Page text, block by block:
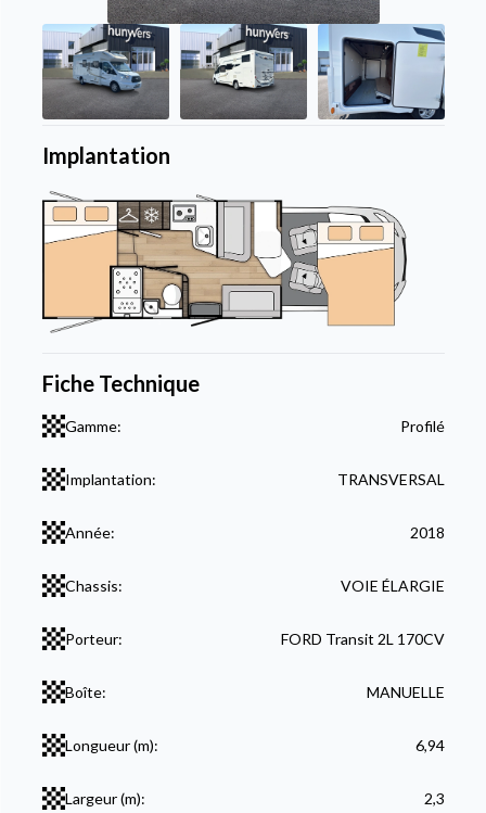
Implantation
Fiche Technique
Gamme: Profilé
Implantation: TRANSVERSAL
Année: 2018
Chassis: VOIE ÉLARGIE
Porteur: FORD Transit 2L 170CV
Boîte: MANUELLE
Longueur (m): 6,94
Largeur (m): 2,3